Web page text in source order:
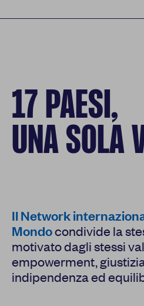
17 PAESI,
UNA SOLA
Il Network
Mondocondivide la
motivato dagli stessi
empowerment,
indipendenza ed